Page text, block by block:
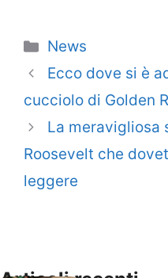
Categorie
News
Ecco dove si è
cucciolo di Golden
La meravigliosa
Roosevelt che
leggere